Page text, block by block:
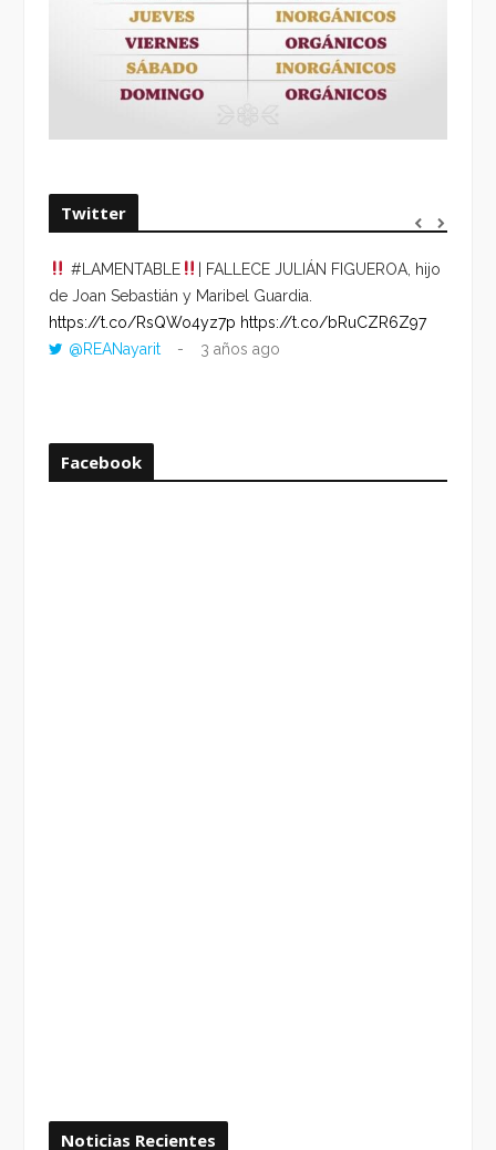
Twitter
#LAMENTABLE
| FALLECE JULIÁN FIGUEROA, hijo
de Joan Sebastián y Maribel Guardia.
https://t.co/RsQWo4yz7p https://t.co/bRuCZR6Z97
@REANayarit
3 años ago
Facebook
Noticias Recientes